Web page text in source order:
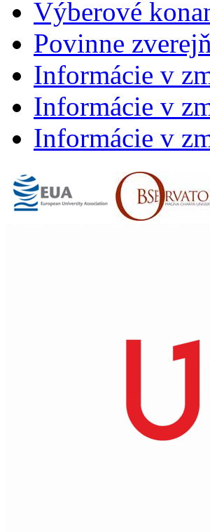
Výberové
Povinne
Informácie v
Informácie v
Informácie v